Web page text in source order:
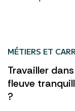
MÉTIERS ET
Travailler
fleuve
?